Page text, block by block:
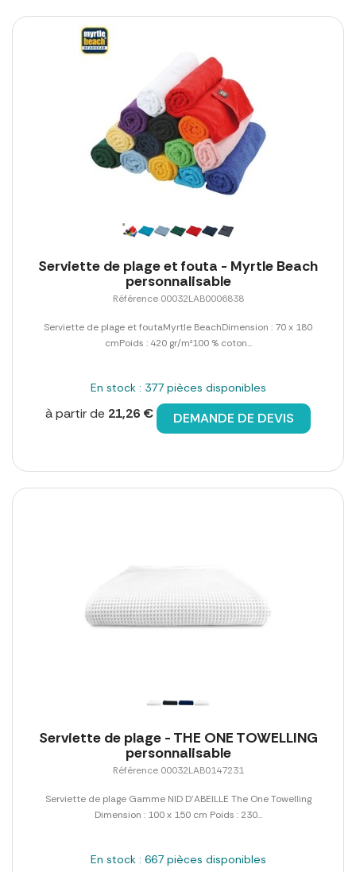
Serviette de plage et fouta - Myrtle Beach
personnalisable
Référence 00032LAB0006838
Serviette de plage et foutaMyrtle BeachDimension : 70 x 180
cmPoids : 420 gr/m²100 % coton...
En stock : 377 pièces disponibles
à partir de 21,26 € DEMANDE DE DEVIS
Serviette de plage - THE ONE TOWELLING
personnalisable
Référence 00032LAB0147231
Serviette de plage Gamme NID D'ABEILLE The One Towelling
Dimension : 100 x 150 cm Poids : 230...
En stock : 667 pièces disponibles